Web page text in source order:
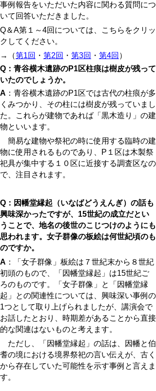
事例報告をいただいた内容に関わる質問につ
いて回答いただきました。
Q＆A第１～4回については、こちらをクリッ
クしてください。
→（第1回 ・ 第2回 ・ 第3回 ・ 第4回 ）
Q：青谷横木遺跡のP1区柱痕は樹皮が残って
いたのでしょうか。
A ：青谷横木遺跡のP1区では古代の柱痕が多
く みつかり、その柱には樹皮が残っていまし
た。これらが建物であれば「黒木造り」の建
物といいます。
簡易な建物や祭祀の時に使用する臨時の建
物に使用されるものであり、P１区は木製祭
祀具が集中する１０区に近接する調査区なの
で、注目されます。
Q：因幡堂縁起（いなばどうえんぎ）の話も
興味深かったですが、15世紀の成立だとい
うことで、地名の後世のこじつけのようにも
思われます。女子群像の板絵は何世紀頃のも
のですか。
A ：「女子群像」板絵は７世紀末から８世紀
初頭のもので、「因幡堂縁起」は15世紀ご
ろのものです。「女子群像」と「因幡堂縁
起」との関連性については、興味深い事例の
1つとして取り上げられましたが、講演会で
お話したとおり、時期差があることから直接
的な関連はないものと考えます。
ただし、「因幡堂縁起」の話は、因幡と伯
耆の境における境界祭祀の言い伝えが、古く
から存在していた可能性を示す事例と言えま
す。